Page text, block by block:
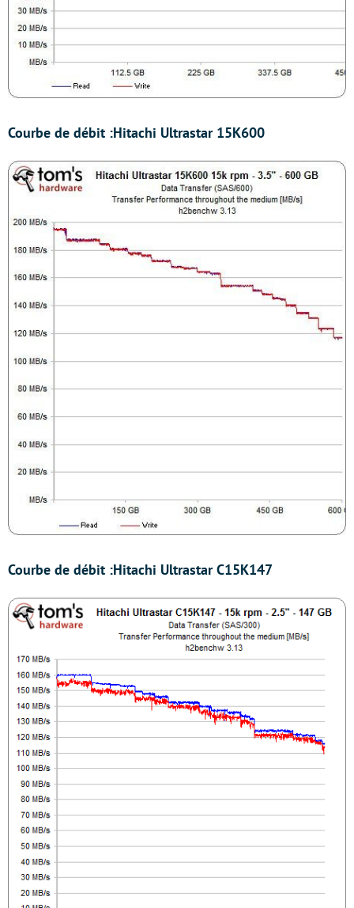
Courbe de débit :Hitachi Ultrastar 15K600
Courbe de débit :Hitachi Ultrastar C15K147